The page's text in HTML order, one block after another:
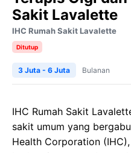
Sakit Lavalette
IHC Rumah Sakit Lavalette
Ditutup
3 Juta - 6 Juta Bulanan
IHC Rumah Sakit
sakit umum yang
Health Corporation